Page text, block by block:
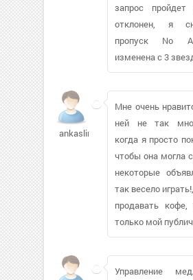
запрос
отклонен, я
пропуск No
изменена с 3
ankaslim941
Мне очень
ней не так
когда я просто
чтобы она могла
некоторые
так весело
продавать
только мой
Управление